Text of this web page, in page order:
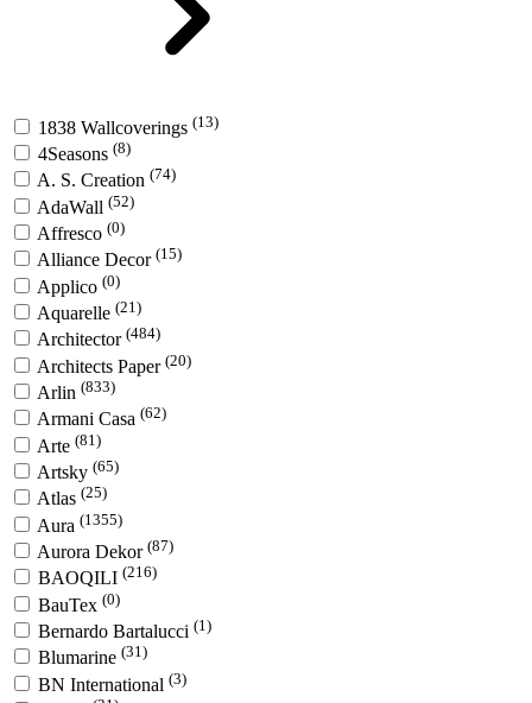
1838 Wallcoverings (13)
4Seasons (8)
A. S. Creation (74)
AdaWall (52)
Affresco (0)
Alliance Decor (15)
Applico (0)
Aquarelle (21)
Architector (484)
Architects Paper (20)
Arlin (833)
Armani Casa (62)
Arte (81)
Artsky (65)
Atlas (25)
Aura (1355)
Aurora Dekor (87)
BAOQILI (216)
BauTex (0)
Bernardo Bartalucci (1)
Blumarine (31)
BN International (3)